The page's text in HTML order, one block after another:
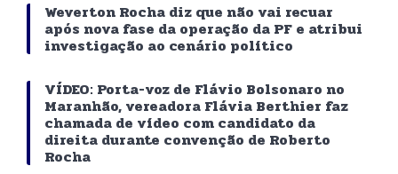
Weverton Rocha diz que não vai recuar
após nova fase da operação da PF e atribui
investigação ao cenário político
VÍDEO: Porta-voz de Flávio Bolsonaro no
Maranhão, vereadora Flávia Berthier faz
chamada de vídeo com candidato da
direita durante convenção de Roberto
Rocha